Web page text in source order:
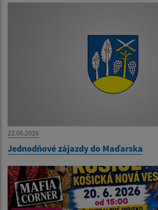
22.06.2026
Jednodňové zájazdy do Maďarska